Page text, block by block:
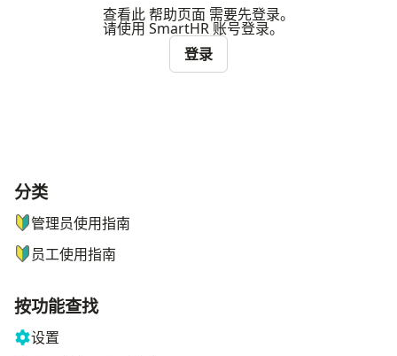
查看此 帮助页面 需要先登录。
请使用 SmartHR 账号登录。
登录
ナビゲーションメニュー
分类
管理员使用指南
员工使用指南
按功能查找
设置